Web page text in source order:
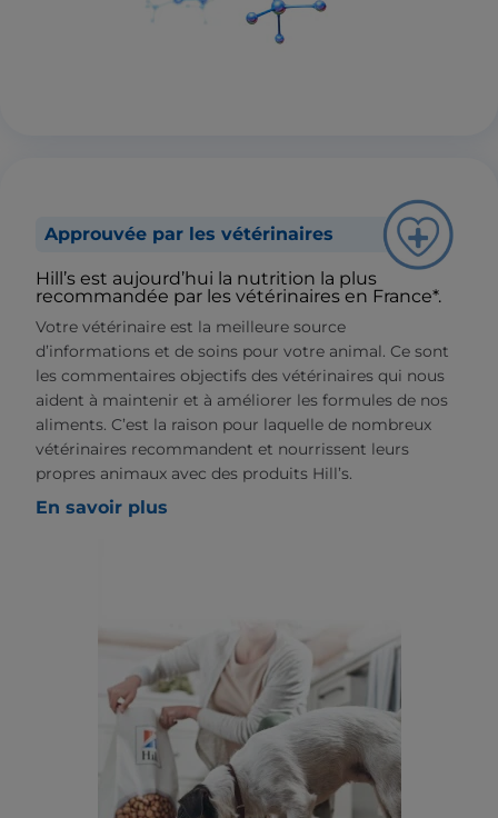
Approuvée par les vétérinaires
Hill’s est aujourd’hui la nutrition la plus
recommandée par les vétérinaires en France*.
Votre vétérinaire est la meilleure source
d’informations et de soins pour votre animal. Ce sont
les commentaires objectifs des vétérinaires qui nous
aident à maintenir et à améliorer les formules de nos
aliments. C’est la raison pour laquelle de nombreux
vétérinaires recommandent et nourrissent leurs
propres animaux avec des produits Hill’s.
En savoir plus